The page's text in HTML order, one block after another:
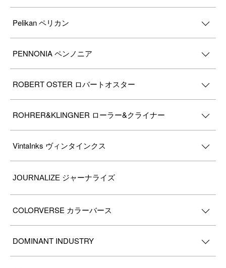
Pelikan ペリカン
PENNONIA ペンノニア
ROBERT OSTER ロバートオスター
ROHRER&KLINGNER ローラー&クライナー
VintaInks ヴィンタインクス
JOURNALIZE ジャーナライズ
COLORVERSE カラーバース
DOMINANT INDUSTRY